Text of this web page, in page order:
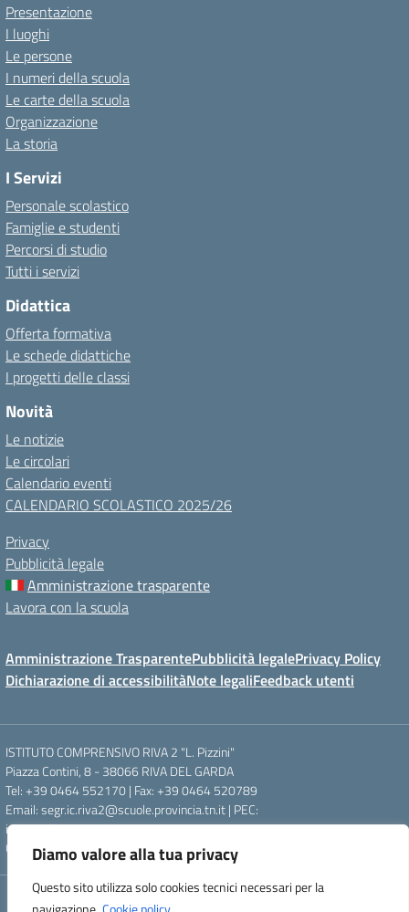
Diamo valore alla tua privacy
Questo sito utilizza solo cookies tecnici necessari per la
Presentazione
I luoghi
Le persone
I numeri della scuola
Le carte della scuola
Organizzazione
La storia
I Servizi
Personale scolastico
Famiglie e studenti
Percorsi di studio
Tutti i servizi
Didattica
Offerta formativa
Le schede didattiche
I progetti delle classi
Novità
Le notizie
Le circolari
Calendario eventi
CALENDARIO SCOLASTICO 2025/26
Privacy
Pubblicità legale
Amministrazione trasparente
Lavora con la scuola
Amministrazione TrasparentePubblicità legalePrivacy Policy
Dichiarazione di accessibilitàNote legaliFeedback utenti
ISTITUTO COMPRENSIVO RIVA 2 "L. Pizzini"
Piazza Contini, 8 - 38066 RIVA DEL GARDA
Tel: +39 0464 552170 | Fax: +39 0464 520789
Email: segr.ic.riva2@scuole.provincia.tn.it | PEC:
ic.riva2@pec.provincia.tn.it
Codice fiscale: 84003390220
Concept & Design by Designers Italia